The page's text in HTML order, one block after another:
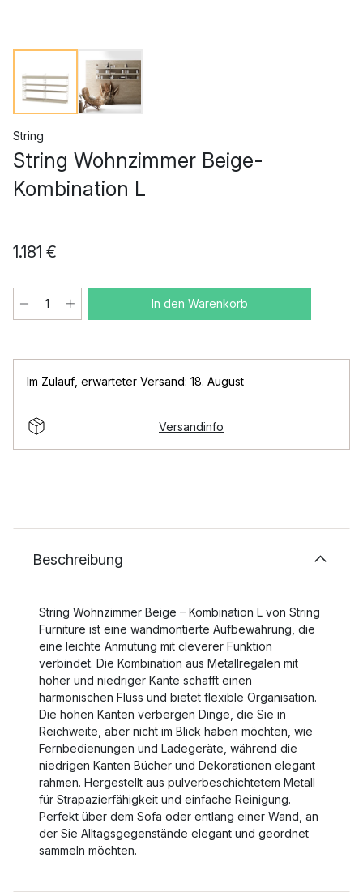
String
String Wohnzimmer Beige-
Kombination L
1.181 €
In den Warenkorb
Im Zulauf erwarteter Versand: 18. August
Versandinfo
Beschreibung
String Wohnzimmer Beige – Kombination L von String
Furniture ist eine wandmontierte Aufbewahrung, die
eine leichte Anmutung mit cleverer Funktion
verbindet. Die Kombination aus Metallregalen mit
hoher und niedriger Kante schafft einen
harmonischen Fluss und bietet flexible Organisation.
Die hohen Kanten verbergen Dinge, die Sie in
Reichweite, aber nicht im Blick haben möchten, wie
Fernbedienungen und Ladegeräte, während die
niedrigen Kanten Bücher und Dekorationen elegant
rahmen. Hergestellt aus pulverbeschichtetem Metall
für Strapazierfähigkeit und einfache Reinigung.
Perfekt über dem Sofa oder entlang einer Wand, an
der Sie Alltagsgegenstände elegant und geordnet
sammeln möchten.